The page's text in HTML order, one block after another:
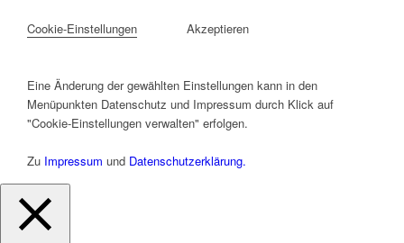
Cookie-Einstellungen Akzeptieren
Eine Änderung der gewählten Einstellungen kann in den
Menüpunkten Datenschutz und Impressum durch Klick auf
"Cookie-Einstellungen verwalten" erfolgen.
Zu Impressum und Datenschutzerklärung.